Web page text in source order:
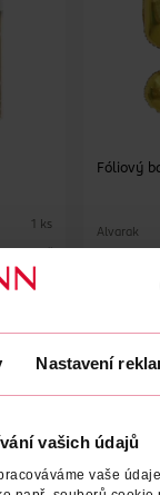
Nastavení
vašich údajů
vaše
1 ks
Kč
Fóliový
Alvarak